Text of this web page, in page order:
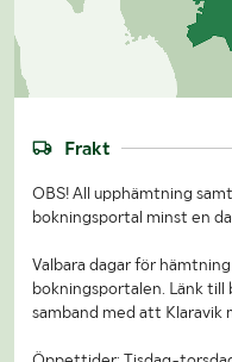
Frakt
OBS! All upphämtning
bokningsportal minst en
Valbara dagar för
bokningsportalen. Länk till
samband med att Klaravik